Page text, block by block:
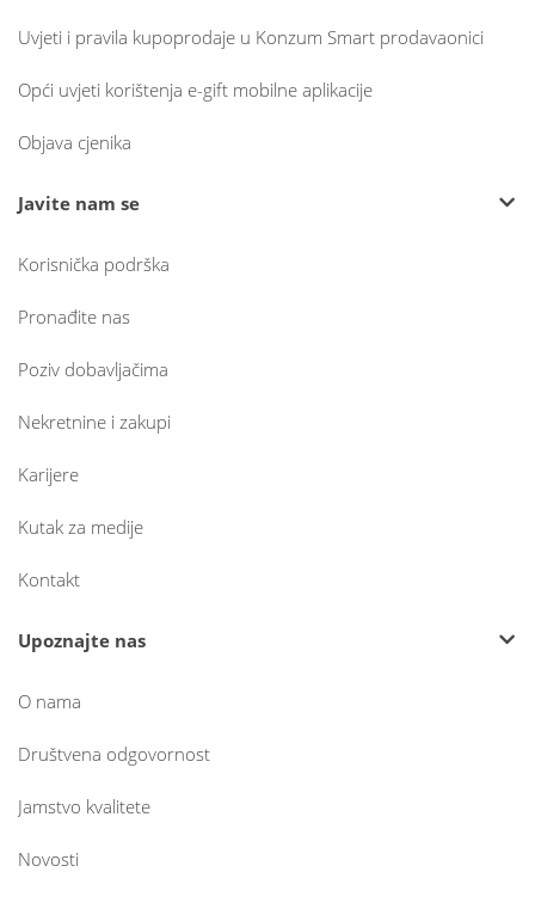
Uvjeti i pravila kupoprodaje u Konzum Smart prodavaonici
Opći uvjeti korištenja e-gift mobilne aplikacije
Objava cjenika
Javite nam se
Korisnička podrška
Pronađite nas
Poziv dobavljačima
Nekretnine i zakupi
Karijere
Kutak za medije
Kontakt
Upoznajte nas
O nama
Društvena odgovornost
Jamstvo kvalitete
Novosti